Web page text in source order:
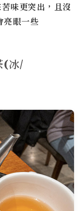
味更突出，且沒
亮眼一些
(冰/